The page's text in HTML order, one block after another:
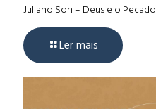
Juliano Son – Deus e o Pecado
Ler mais